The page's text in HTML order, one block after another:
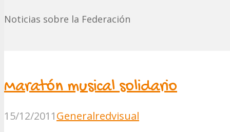
Noticias sobre la Federación
Maratón musical solidario
15/12/2011Generalredvisual